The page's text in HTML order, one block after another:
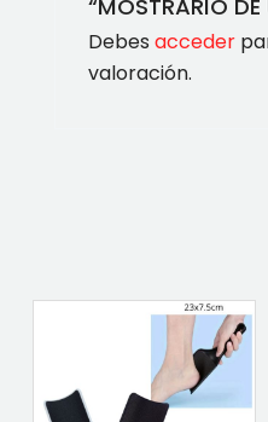
“MOSTRARIO DE
Debes acceder
valoración.